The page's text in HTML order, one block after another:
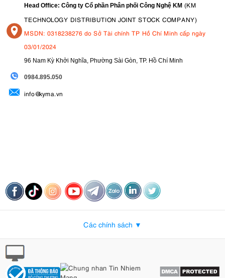
Head Office: Công ty Cổ phần Phân phối Công Nghệ KM (KM
TECHNOLOGY DISTRIBUTION JOINT STOCK COMPANY)
MSDN: 0318238276 do Sở Tài chính TP Hồ Chí Minh cấp ngày
03/01/2024
96 Nam Kỳ Khởi Nghĩa, Phường Sài Gòn, TP. Hồ Chí Minh
0984.895.050
info@kyma.vn
Các chính sách ▼